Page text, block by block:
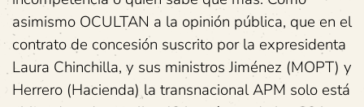
asimismo OCULTAN a la opinión pública, que en el
contrato de concesión suscrito por la expresidenta
Laura Chinchilla, y sus ministros Jiménez (MOPT) y
Herrero (Hacienda) la transnacional APM solo está